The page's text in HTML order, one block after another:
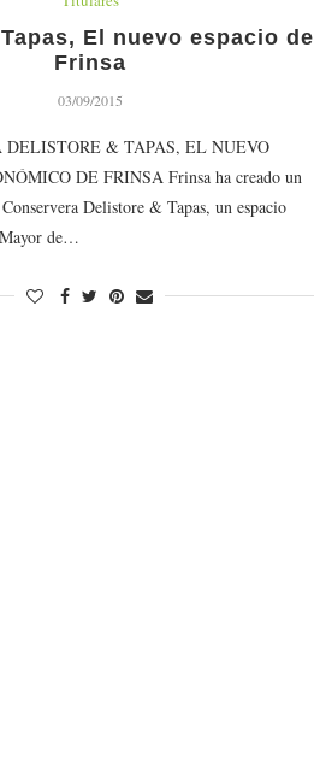
El nuevo espacio de
Frinsa
03/09/2015
DELISTORE & TAPAS, EL NUEVO
DE FRINSA Frinsa ha creado un
Delistore & Tapas, un espacio
de…